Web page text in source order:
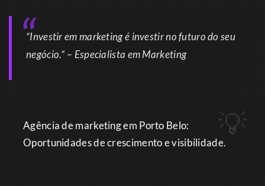
“Investir em marketing é investir no futuro do seu
negócio.” – Especialista em Marketing
Agência de marketing em Porto Belo:
Oportunidades de crescimento e visibilidade.